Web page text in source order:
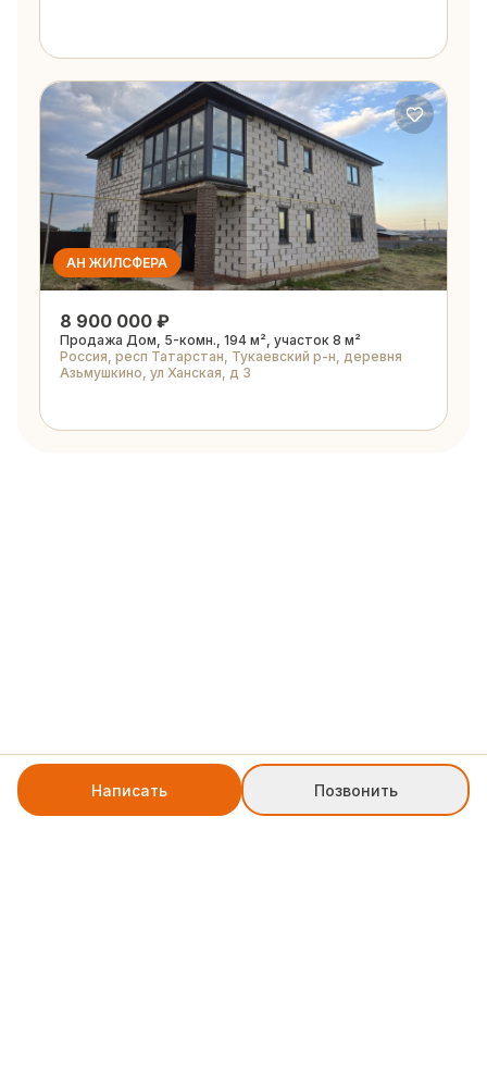
Написать Позвонить
АН ЖИЛСФЕРА
8 900 000 ₽
Продажа Дом, 5-комн., 194 м², участок 8 м²
Россия, респ Татарстан, Тукаевский р-н, деревня
Азьмушкино, ул Ханская, д 3